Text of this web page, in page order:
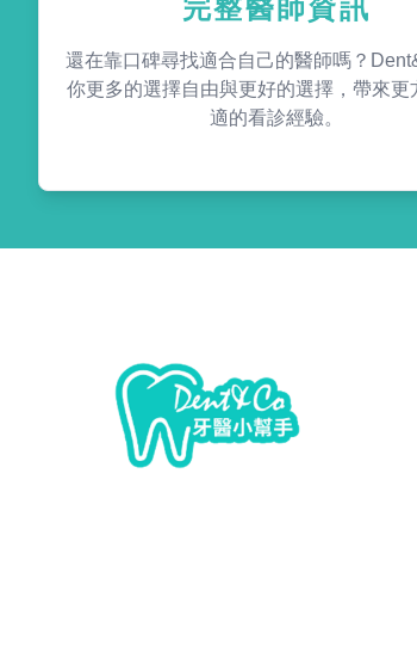
完整醫師資訊
還在靠口碑尋找適合自己的醫師嗎？
你更多的選擇自由與更好的選擇，帶來更
適的看診經驗。